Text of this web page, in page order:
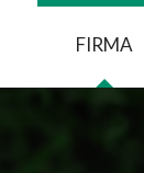
FIRMA